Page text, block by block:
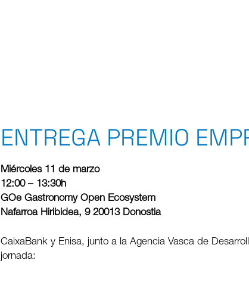
ENTREGA PREMIO
Miércoles 11 de marzo
12:00 – 13:30h
GOe Gastronomy Open Ecosystem
Nafarroa Hiribidea, 9 20013 Donostia
CaixaBank y Enisa, junto a la Agencia Vasca de
jornada: